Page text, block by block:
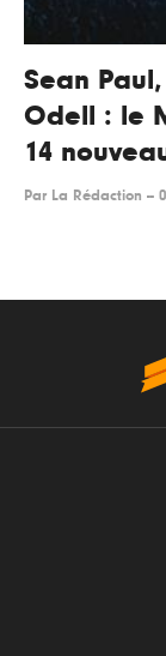
Sean
Odell : le
14
Par La Rédaction --